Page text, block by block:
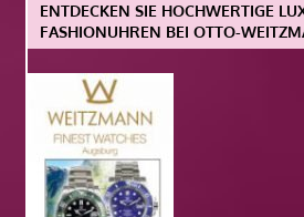
ENTDECKEN SIE HOCHWERTIGE
FASHIONUHREN BEI OTTO-